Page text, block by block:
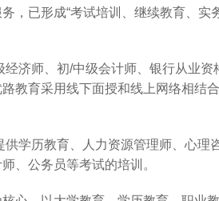
，已形成“考试培训、继续教育、实
济师、初/中级会计师、银行从业资
教育采用线下面授和线上网络相结
学历教育、人力资源管理师、心理
、公务员等考试的培训。